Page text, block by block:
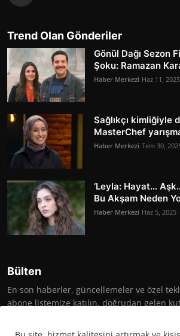
Trend Olan Gönderiler
Gönül Dağı Sezon
Şoku: Ramazan
Haber Merkezi Haz 11, 2025
Sağlıkçı kimliğiyle
MasterChef
Haber Merkezi Tem 30,
‘Leyla: Hayat…
Bu Akşam Neden
Haber Merkezi Haz 5, 2025
Bülten
En son haberler, güncellemeler ve özel
abone listemize katılın, doğrudan gelen